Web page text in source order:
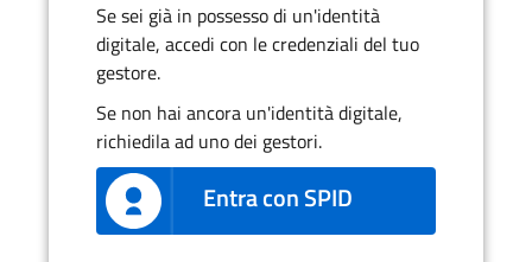
Se sei già in possesso di un'identità
digitale, accedi con le credenziali del tuo
gestore.
Se non hai ancora un'identità digitale,
richiedila ad uno dei gestori.
Entra con SPID